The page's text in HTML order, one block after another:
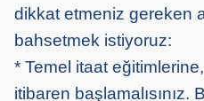
dikkat etmeniz gereken
bahsetmek istiyoruz:
* Temel itaat
itibaren başlamalısınız.